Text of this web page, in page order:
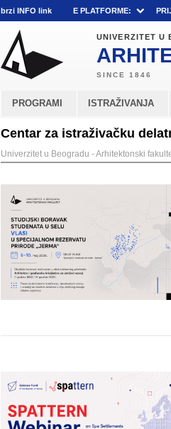
brzi INFO link E PLATFORME:
UNIVERZITET U
PROGRAMI ISTRAŽIVANJA
Centar za istraživačku
Univerzitet u Beogradu - Arhitektonski